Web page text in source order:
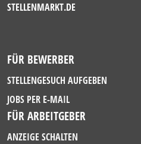
STELLENMARKT.DE
FÜR BEWERBER
STELLENGESUCH AUFGEBEN
JOBS PER E-MAIL
FÜR ARBEITGEBER
ANZEIGE SCHALTEN